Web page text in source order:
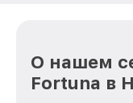
О нашем
Fortuna в